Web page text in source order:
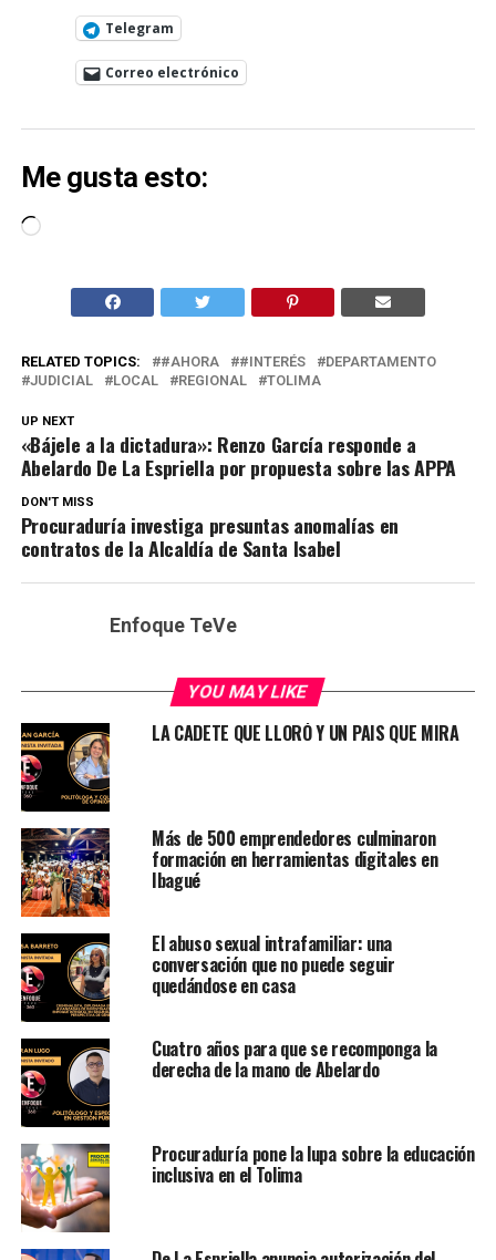
Telegram
Correo electrónico
Me gusta esto:
Cargando...
RELATED TOPICS: #AHORA #INTERÉS
DEPARTAMENTO
JUDICIAL
LOCAL REGIONAL TOLIMA
UP NEXT
«Bájele a la dictadura»: Renzo García responde a
Abelardo De La Espriella por propuesta sobre las APPA
DON'T MISS
Procuraduría investiga presuntas anomalías en
contratos de la Alcaldía de Santa Isabel
Enfoque TeVe
YOU MAY LIKE
LA CADETE QUE LLORÓ Y UN PAIS QUE MIRA
Más de 500 emprendedores culminaron
formación en herramientas digitales en
Ibagué
El abuso sexual intrafamiliar: una
conversación que no puede seguir
quedándose en casa
Cuatro años para que se recomponga la
derecha de la mano de Abelardo
Procuraduría pone la lupa sobre la educación
inclusiva en el Tolima